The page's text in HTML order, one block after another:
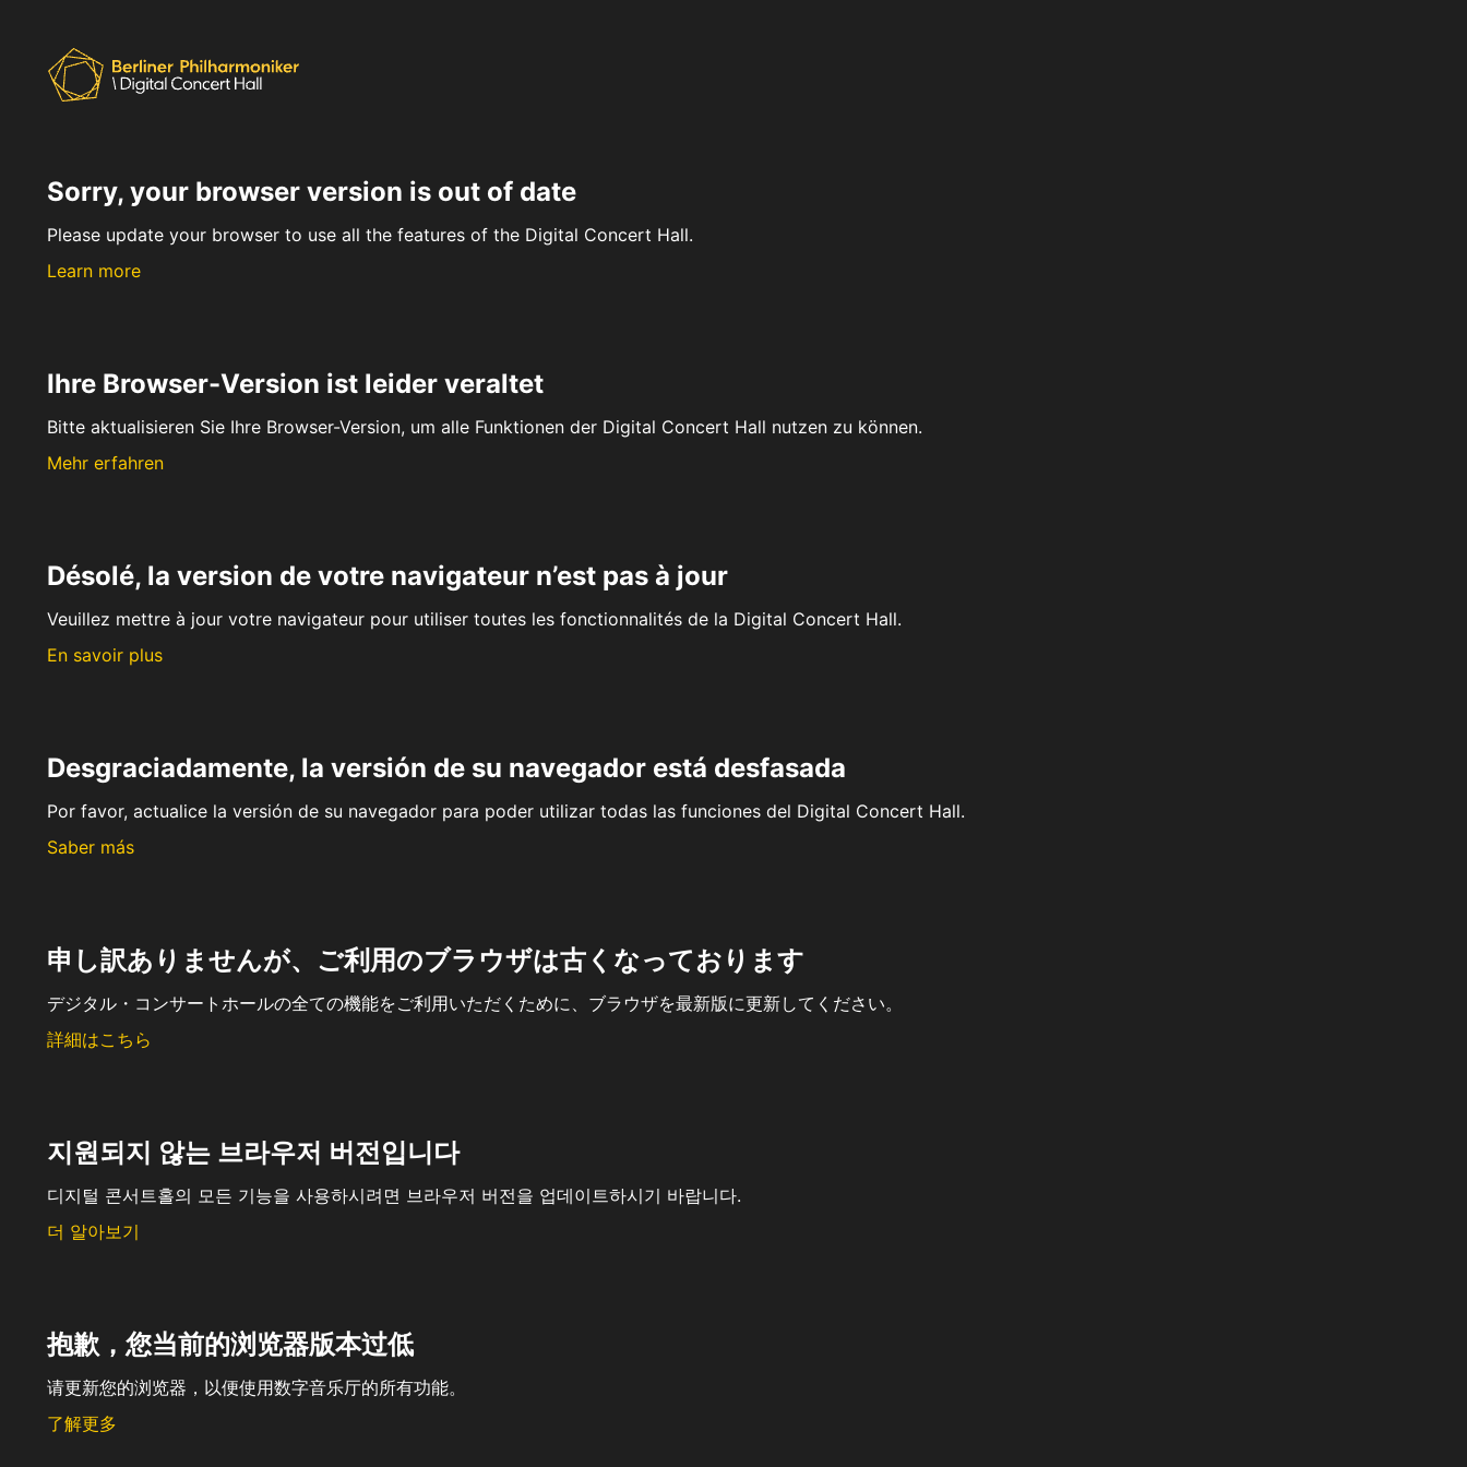
Sorry, your browser version is out of date
Please update your browser to use all the features of the Digital Concert Hall.
Learn more
Ihre Browser-Version ist leider veraltet
Bitte aktualisieren Sie Ihre Browser-Version, um alle Funktionen der Digital Concert Hall nutzen zu können.
Mehr erfahren
Désolé, la version de votre navigateur n’est pas à jour
Veuillez mettre à jour votre navigateur pour utiliser toutes les fonctionnalités de la Digital Concert Hall.
En savoir plus
Desgraciadamente, la versión de su navegador está desfasada
Por favor, actualice la versión de su navegador para poder utilizar todas las funciones del Digital Concert Hall.
Saber más
申し訳ありませんが、ご利用のブラウザは古くなっております
デジタル・コンサートホールの全ての機能をご利用いただくために、ブラウザを最新版に更新してください。
詳細はこちら
지원되지 않는 브라우저 버전입니다
디지털 콘서트홀의 모든 기능을 사용하시려면 브라우저 버전을 업데이트하시기 바랍니다.
더 알아보기
抱歉，您当前的浏览器版本过低
请更新您的浏览器，以便使用数字音乐厅的所有功能。
了解更多